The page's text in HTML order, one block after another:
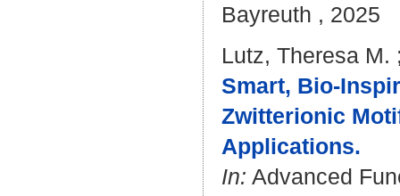
Bayreuth , 2025
Lutz, Theresa M.
Smart,
Zwitterionic
Applications.
In: Advanced